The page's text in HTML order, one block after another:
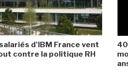
d'IBM France vent
contre la politique RH